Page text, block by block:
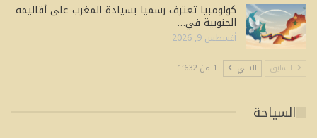
كولومبيا تعترف رسميا بسيادة المغرب على أقاليمه
الجنوبية في…
أغسطس 9, 2026
السابق التالي 1 من 1٬632
السياحة